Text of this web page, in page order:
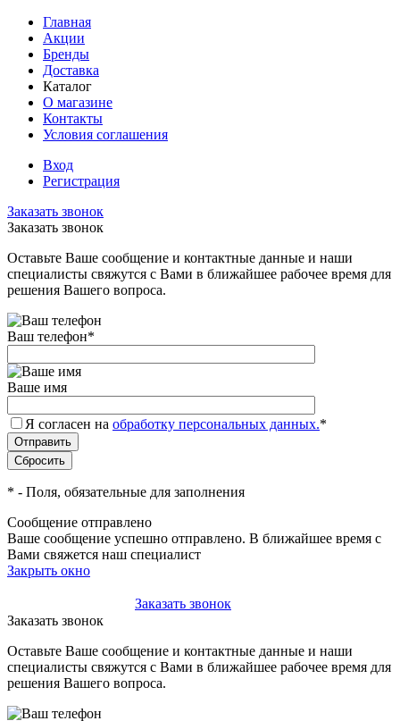
Главная
Акции
Бренды
Доставка
Каталог
О магазине
Контакты
Условия соглашения
Вход
Регистрация
Заказать звонок
Заказать звонок
Оставьте Ваше сообщение и контактные данные и наши
специалисты свяжутся с Вами в ближайшее рабочее время для
решения Вашего вопроса.
Ваш телефон*
Ваше имя
Я согласен на обработку персональных данных.*
* - Поля, обязательные для заполнения
Сообщение отправлено
Ваше сообщение успешно отправлено. В ближайшее время с
Вами свяжется наш специалист
Закрыть окно
Заказать звонок
Заказать звонок
Оставьте Ваше сообщение и контактные данные и наши
специалисты свяжутся с Вами в ближайшее рабочее время для
решения Вашего вопроса.